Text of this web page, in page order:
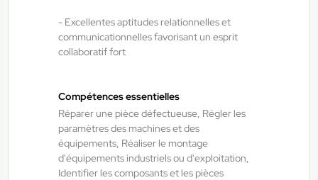
- Excellentes aptitudes relationnelles et
communicationnelles favorisant un esprit
collaboratif fort
Compétences essentielles
Réparer une pièce défectueuse, Régler les
paramètres des machines et des
équipements, Réaliser le montage
d'équipements industriels ou d'exploitation,
Identifier les composants et les pièces
15,00 €/h - 16,50 €/h
06/08/26 Au:28/05/27
ANTILOPE RH
Technicien de maintenance 2*8 H/F/X
Bruyères , France